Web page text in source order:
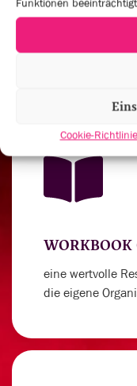
Cookie-Richtlinie
Leistungen
WORKBOOK
eine wertvolle
die eigene